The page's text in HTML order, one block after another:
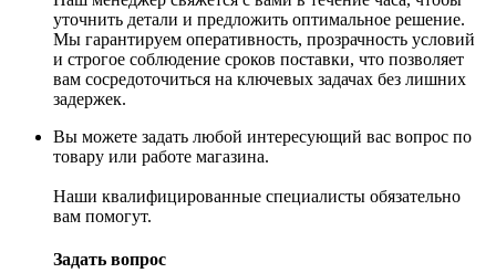
уточнить детали и предложить оптимальное решение.
Мы гарантируем оперативность, прозрачность условий
и строгое соблюдение сроков поставки, что позволяет
вам сосредоточиться на ключевых задачах без лишних
задержек.
Вы можете задать любой интересующий вас вопрос по
товару или работе магазина.
Наши квалифицированные специалисты обязательно
вам помогут.
Задать вопрос